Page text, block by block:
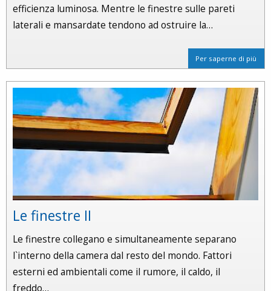
efficienza luminosa. Mentre le finestre sulle pareti
laterali e mansardate tendono ad ostruire la…
Per saperne di più
Le finestre II
Le finestre collegano e simultaneamente separano
l`interno della camera dal resto del mondo. Fattori
esterni ed ambientali come il rumore, il caldo, il
freddo…